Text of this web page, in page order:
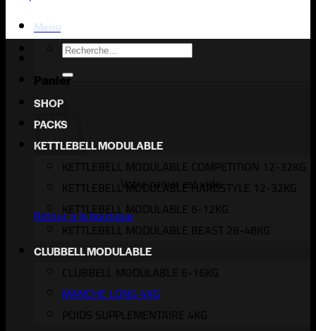
Menu
Panier
Votre panier est vide.
Retour à la boutique
Recherche
pour :
SHOP
PACKS
KETTLEBELL MODULABLE
KETTLEBELL MODULABLE COMPETITION 12-32KG
KETTLEBELL MODULABLE HARDSTYLE 12-32KG
KETTLEBELL MODULABLE 6-12KG
KETTLEBELL MODULABLE BEAST 28-48KG
CLUBBELL MODULABLE
CLUBBELL MODULABLE 6-16KG
MANCHE LONG 4KG
POIDS SUPPLEMENTAIRE 4KG